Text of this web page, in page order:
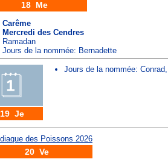
18 Me
Carême
Mercredi des Cendres
Ramadan
Jours de la nommée: Bernadette
19 Je
Jours de la nommée: Conrad
20 Ve